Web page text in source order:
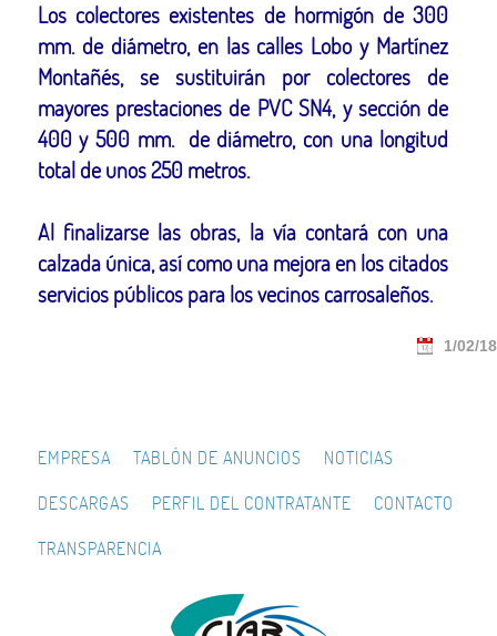
Los colectores existentes de hormigón de 300
mm. de diámetro, en las calles Lobo y Martínez
Montañés, se sustituirán por colectores de
mayores prestaciones de PVC SN4, y sección de
400 y 500 mm. de diámetro, con una longitud
total de unos 250 metros.
Al finalizarse las obras, la vía contará con una
calzada única, así como una mejora en los citados
servicios públicos para los vecinos carrosaleños.
1/02/18
EMPRESA TABLÓN DE ANUNCIOS NOTICIAS
DESCARGAS PERFIL DEL CONTRATANTE CONTACTO
TRANSPARENCIA